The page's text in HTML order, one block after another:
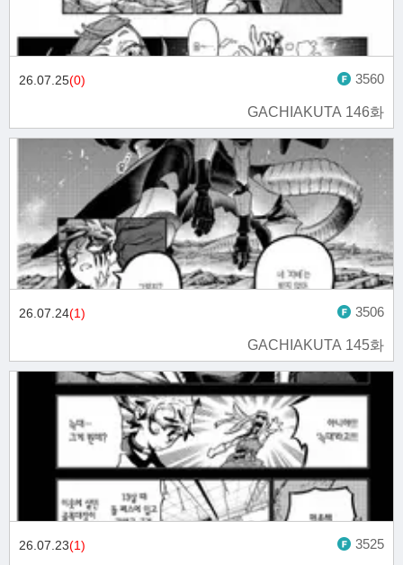
GACHIAKUTA 146화
26.07.25(0) 3560
GACHIAKUTA 145화
26.07.24(1) 3506
26.07.23(1) 3525